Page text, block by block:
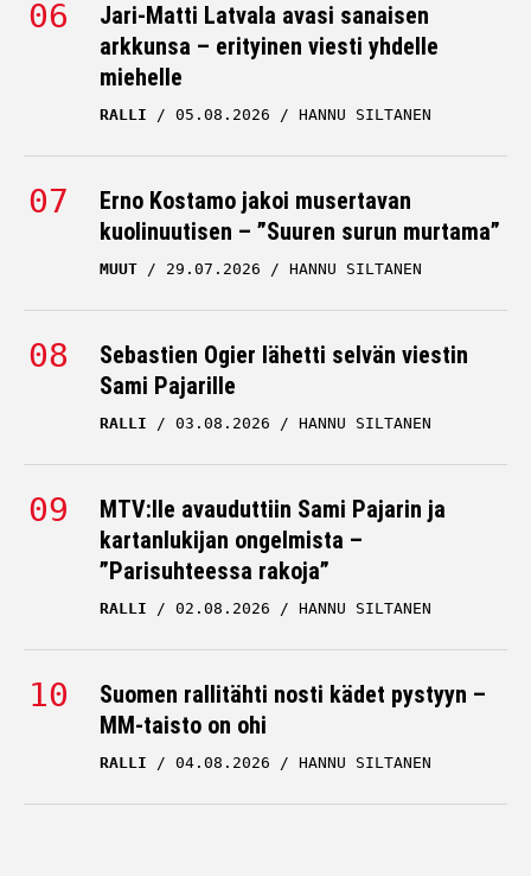
Jari-Matti Latvala avasi sanaisen
arkkunsa – erityinen viesti yhdelle
miehelle
RALLI 05.08.2026 HANNU SILTANEN
Erno Kostamo jakoi musertavan
kuolinuutisen – ”Suuren surun murtama”
MUUT 29.07.2026 HANNU SILTANEN
Sebastien Ogier lähetti selvän viestin
Sami Pajarille
RALLI 03.08.2026 HANNU SILTANEN
MTV:lle avauduttiin Sami Pajarin ja
kartanlukijan ongelmista –
”Parisuhteessa rakoja”
RALLI 02.08.2026 HANNU SILTANEN
Suomen rallitähti nosti kädet pystyyn –
MM-taisto on ohi
RALLI 04.08.2026 HANNU SILTANEN